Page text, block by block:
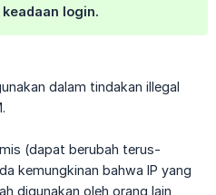
login.
dalam tindakan illegal
(dapat berubah terus-
kemungkinan bahwa IP yang
digunakan oleh orang lain